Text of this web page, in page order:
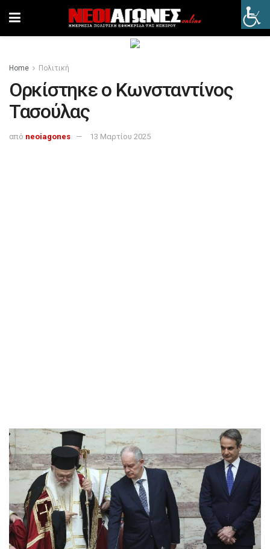
Home Πολιτική
Ορκίστηκε ο Κωνσταντίνος
Τασούλας
από neoiagones 13 Μαρτίου 2025